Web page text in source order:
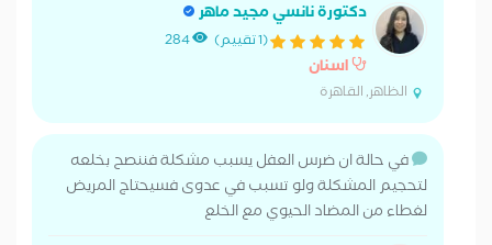
دكتورة نانسي مجيد ماهر
(1 تقييم) 284
اسنان
الظاهر, القاهرة
في حالة ان ضرس العفل يسبب مشكلة فننصح بخلعه
لتحجيم المشكلة ولو تسبب في عدوى فسيحتاج المريض
لغطاء من المضاد الحيوي مع الخلع